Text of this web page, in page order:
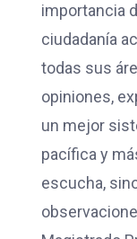
importancia
ciudadanía
todas sus
opiniones,
un mejor
pacífica y
escucha,